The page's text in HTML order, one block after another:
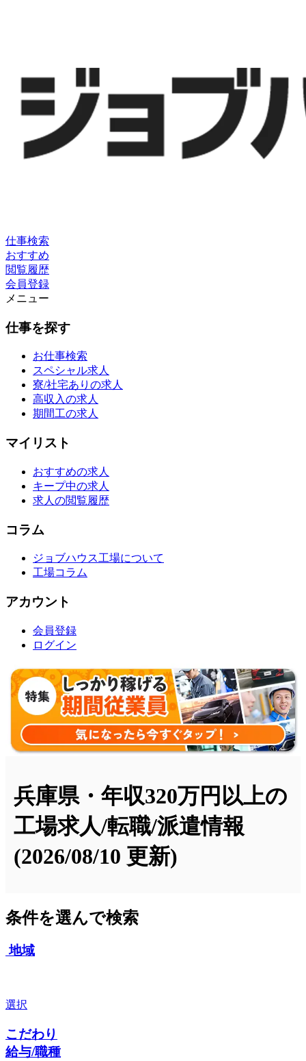
仕事検索
おすすめ
閲覧履歴
会員登録
メニュー
仕事を探す
お仕事検索
スペシャル求人
寮/社宅ありの求人
高収入の求人
期間工の求人
マイリスト
おすすめの求人
キープ中の求人
求人の閲覧履歴
コラム
ジョブハウス工場について
工場コラム
アカウント
会員登録
ログイン
兵庫県・年収320万円以上の
工場求人/転職/派遣情報
(2026/08/10 更新)
条件を選んで検索
地域
選択
こだわり
給与/職種